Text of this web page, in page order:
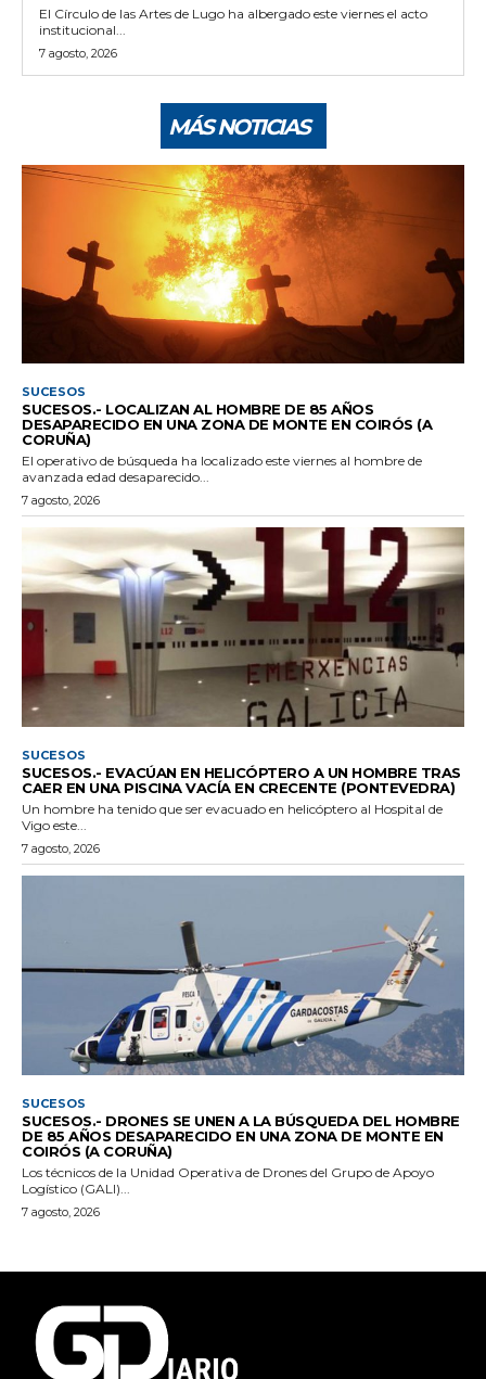
El Círculo de las Artes de Lugo ha albergado este viernes el acto
institucional...
7 agosto, 2026
MÁS NOTICIAS
SUCESOS
SUCESOS.- LOCALIZAN AL HOMBRE DE 85 AÑOS
DESAPARECIDO EN UNA ZONA DE MONTE EN COIRÓS (A
CORUÑA)
El operativo de búsqueda ha localizado este viernes al hombre de
avanzada edad desaparecido...
7 agosto, 2026
SUCESOS
SUCESOS.- EVACÚAN EN HELICÓPTERO A UN HOMBRE TRAS
CAER EN UNA PISCINA VACÍA EN CRECENTE (PONTEVEDRA)
Un hombre ha tenido que ser evacuado en helicóptero al Hospital de
Vigo este...
7 agosto, 2026
SUCESOS
SUCESOS.- DRONES SE UNEN A LA BÚSQUEDA DEL HOMBRE
DE 85 AÑOS DESAPARECIDO EN UNA ZONA DE MONTE EN
COIRÓS (A CORUÑA)
Los técnicos de la Unidad Operativa de Drones del Grupo de Apoyo
Logístico (GALI)...
7 agosto, 2026